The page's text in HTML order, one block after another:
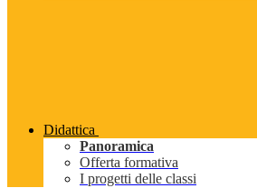
Didattica
Panoramica
Offerta formativa
I progetti delle classi